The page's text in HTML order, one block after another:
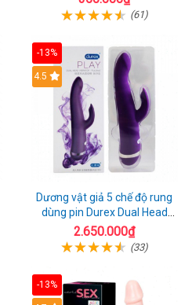
(61)
-13%
Hot
4.5
Dương vật giả 5 chế độ rung
dùng pin Durex Dual Head
Pulsing
2.650.000₫
(33)
-13%